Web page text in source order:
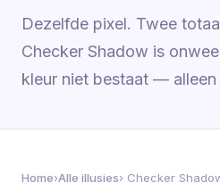
Dezelfde pixel. Twee
Checker Shadow is
kleur niet bestaat — alleen
Home›Alle illusies› Checker